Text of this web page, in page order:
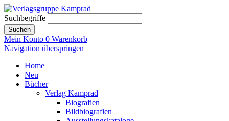
Suchbegriffe
Suchen
Mein Konto 0 Warenkorb
Navigation überspringen
Home
Neu
Bücher
Verlag Kamprad
Biografien
Bildbiografien